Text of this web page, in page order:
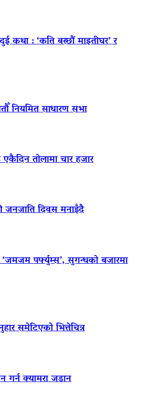
कथा : ‘कति बस्छौं माइतीघर’ र
नियमित साधारण सभा
तोलामा चार हजार
जनजाति दिवस मनाइँदै
पर्फ्युम्स’, सुगन्धको बजारमा
समेटिएको भित्तेचित्र
गर्न क्यामरा जडान